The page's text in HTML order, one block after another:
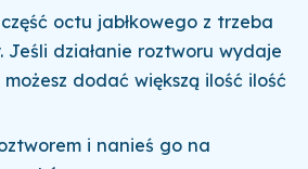
octu jabłkowego z trzeba
Jeśli działanie roztworu wydaje
możesz dodać większą ilość ilość
i nanieś go na